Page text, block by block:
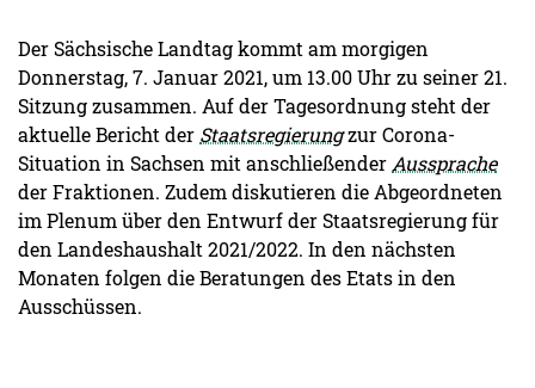
Der Sächsische Landtag kommt am morgigen
Donnerstag, 7. Januar 2021, um 13.00 Uhr zu seiner 21.
Sitzung zusammen. Auf der Tagesordnung steht der
aktuelle Bericht der Staatsregierungzur Corona-
Situation in Sachsen mit anschließender Aussprache
der Fraktionen. Zudem diskutieren die Abgeordneten
im Plenum über den Entwurf der Staatsregierung für
den Landeshaushalt 2021/2022. In den nächsten
Monaten folgen die Beratungen des Etats in den
Ausschüssen.